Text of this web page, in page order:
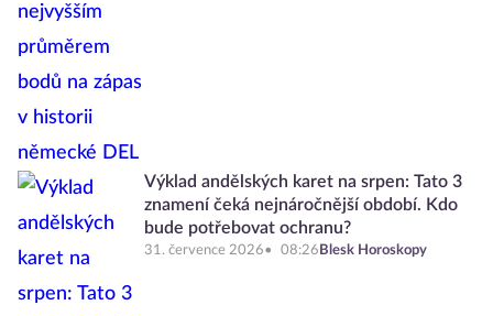
Výklad andělských karet na srpen: Tato 3
znamení čeká nejnáročnější období. Kdo
bude potřebovat ochranu?
31. července 2026 08:26 Blesk Horoskopy